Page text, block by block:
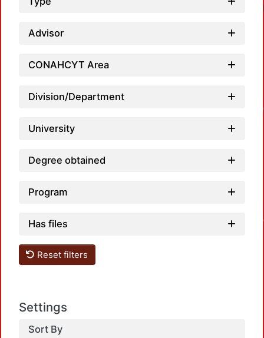
Advisor
CONAHCYT Area
Division/Department
University
Degree obtained
Program
Has files
Reset filters
Settings
Sort By